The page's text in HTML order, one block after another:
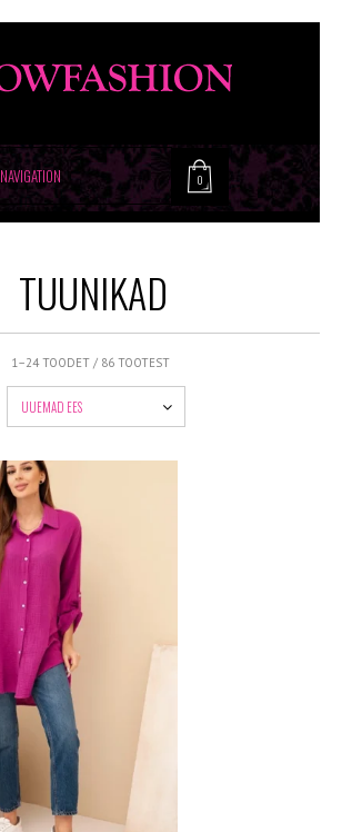
0
NAVIGATION
TUUNIKAD
1–24 TOODET / 86 TOOTEST
UUEMAD EES